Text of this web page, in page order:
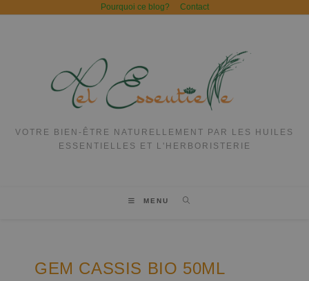
Pourquoi ce blog? Contact
VOTRE BIEN-ÊTRE NATURELLEMENT PAR LES HUILES
ESSENTIELLES ET L'HERBORISTERIE
MENU
GEM CASSIS BIO 50ML